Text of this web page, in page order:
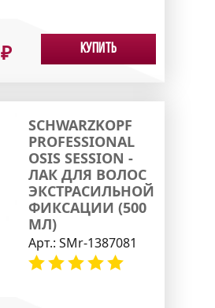
₽ Купить
SCHWARZKOPF
PROFESSIONAL
OSIS SESSION -
ЛАК ДЛЯ ВОЛОС
ЭКСТРАСИЛЬНОЙ
ФИКСАЦИИ (500
МЛ)
Арт.: SMr-1387081